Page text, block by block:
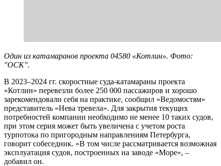
Один из катамаранов проекта 04580 «Котлин». Фото:
"ОСК".
В 2023–2024 гг. скоростные суда-катамараны проекта
«Котлин» перевезли более 250 000 пассажиров и хорошо
зарекомендовали себя на практике, сообщил «Ведомостям»
представитель «Нева тревела». Для закрытия текущих
потребностей компании необходимо не менее 10 таких судов,
при этом серия может быть увеличена с учетом роста
турпотока по пригородным направлениям Петербурга,
говорит собеседник. «В том числе рассматривается возможная
эксплуатация судов, построенных на заводе «Море», –
добавил он.